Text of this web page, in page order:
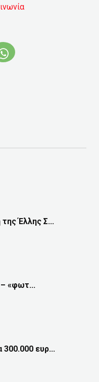
Έλλης Σ...
– «φωτ...
300.000 ευρ...